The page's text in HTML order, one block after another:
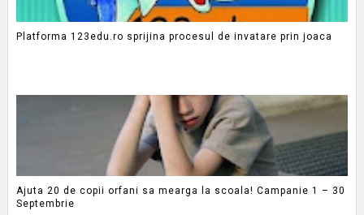
Platforma 123edu.ro sprijina procesul de invatare prin joaca
Ajuta 20 de copii orfani sa mearga la scoala! Campanie 1 – 30
Septembrie